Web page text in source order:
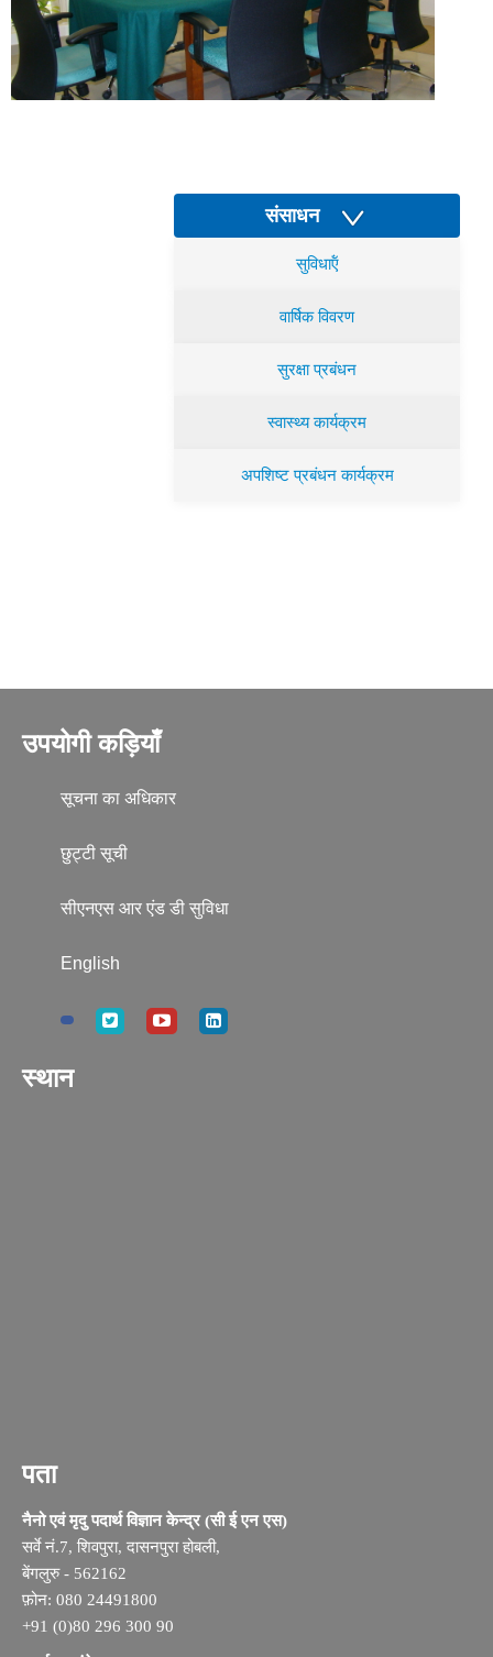
संसाधन
सुविधाऍं
वार्षिक विवरण
सुरक्षा प्रबंधन
स्वास्थ्य कार्यक्रम
अपशिष्ट प्रबंधन कार्यक्रम
उपयोगी कड़ियाँ
सूचना का अधिकार
छुट्टी सूची
सीएनएस आर एंड डी सुविधा
English
स्थान
पता
नैनो एवं मृदु पदार्थ विज्ञान केन्द्र (सी ई एन एस)
सर्वे नं.7, शिवपुरा, दासनपुरा होबली,
बेंगलुरु - 562162
फ़ोन: 080 24491800
+91 (0)80 296 300 90